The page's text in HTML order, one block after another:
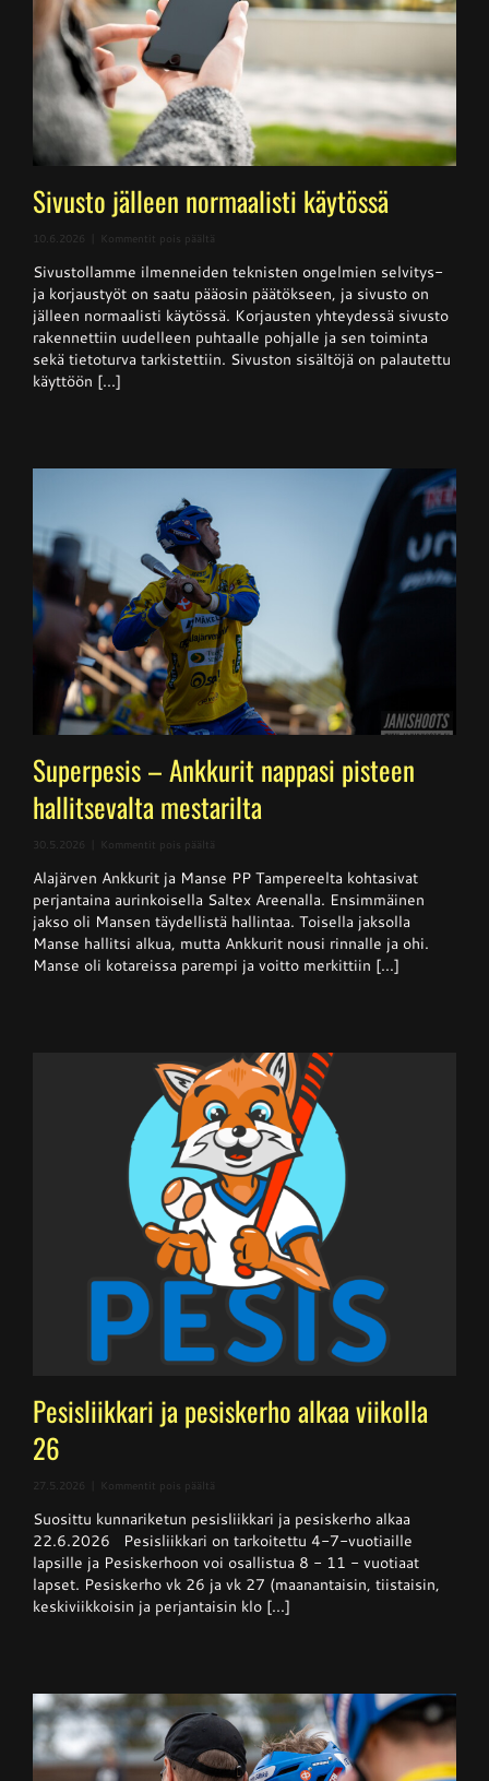
Sivusto jälleen normaalisti käytössä
10.6.2026 Kommentit pois päältä
jälleen
normaalisti
käytössä
Sivustollamme ilmenneiden teknisten ongelmien selvitys-
ja korjaustyöt on saatu pääosin päätökseen, ja sivusto on
jälleen normaalisti käytössä. Korjausten yhteydessä sivusto
rakennettiin uudelleen puhtaalle pohjalle ja sen toiminta
sekä tietoturva tarkistettiin. Sivuston sisältöjä on palautettu
käyttöön [...]
Superpesis – Ankkurit nappasi pisteen
hallitsevalta mestarilta
30.5.2026 Kommentit pois päältä
–
Ankkurit
nappasi
pisteen
hallitsevalta
mestarilta
Alajärven Ankkurit ja Manse PP Tampereelta kohtasivat
perjantaina aurinkoisella Saltex Areenalla. Ensimmäinen
jakso oli Mansen täydellistä hallintaa. Toisella jaksolla
Manse hallitsi alkua, mutta Ankkurit nousi rinnalle ja ohi.
Manse oli kotareissa parempi ja voitto merkittiin [...]
Pesisliikkari ja pesiskerho alkaa viikolla
26
27.5.2026 Kommentit pois päältä
ja
pesiskerho
alkaa
viikolla
26
Suosittu kunnariketun pesisliikkari ja pesiskerho alkaa
22.6.2026 Pesisliikkari on tarkoitettu 4-7-vuotiaille
lapsille ja Pesiskerhoon voi osallistua 8 - 11 - vuotiaat
lapset. Pesiskerho vk 26 ja vk 27 (maanantaisin, tiistaisin,
keskiviikkoisin ja perjantaisin klo [...]